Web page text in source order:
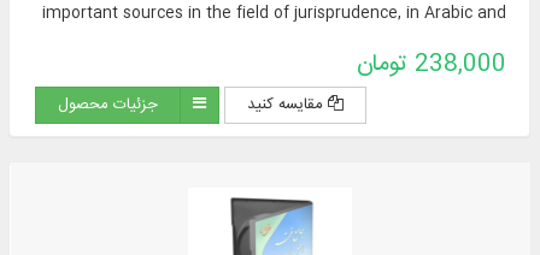
important sources in the field of jurisprudence, in Arabic and
narrative sources of jurisprudence, supplications and
pilgrimages, practical inquiries and treatises, Hajj rituals and
newly introduced issues, contemporary jurisprudence...
238,000 تومان
مقایسه کنید جزئیات محصول